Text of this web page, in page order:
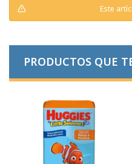
Este
PRODUCTOS QUE